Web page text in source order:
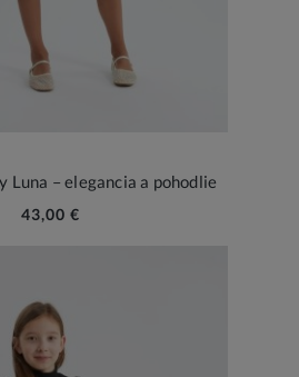
Luna – elegancia a pohodlie
43,00 €